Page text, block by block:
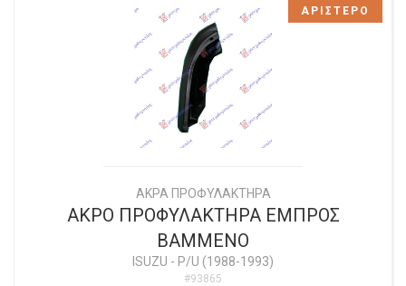
ΑΚΡΑ ΠΡΟΦΥΛΑΚΤΗΡΑ
ΑΚΡΟ ΠΡΟΦΥΛΑΚΤΗΡΑ ΕΜΠΡΟΣ
ΒΑΜΜΕΝΟ
ISUZU - P/U (1988-1993)
#93865
ΑΡΙΣΤΕΡΟ